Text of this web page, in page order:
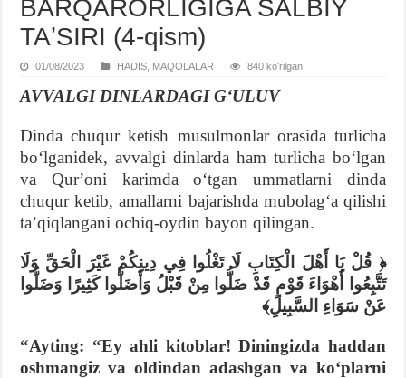
BARQARORLIGIGA SALBIY
TAʼSIRI (4-qism)
01/08/2023 HADIS MAQOLALAR 840 koʻrilgan
AVVALGI DINLARDAGI GʻULUV
Dinda chuqur ketish musulmonlar orasida turlicha
boʻlganidek, avvalgi dinlarda ham turlicha boʻlgan
va Qurʼoni karimda oʻtgan ummatlarni dinda
chuqur ketib, amallarni bajarishda mubolagʻa qilishi
taʼqiqlangani ochiq-oydin bayon qilingan.
﴿ قُلْ يَا أَهْلَ الْكِتَابِ لَا تَغْلُوا فِي دِينِكُمْ غَيْرَ الْحَقِّ وَلَا
تَتَّبِعُوا أَهْوَاءَ قَوْمٍ قَدْ ضَلُّوا مِنْ قَبْلُ وَأَضَلُّوا كَثِيرًا وَضَلُّوا
عَنْ سَوَاءِ السَّبِيلِ﴾
“Ayting: “Ey ahli kitoblar! Diningizda haddan
oshmangiz va oldindan adashgan va koʻplarni